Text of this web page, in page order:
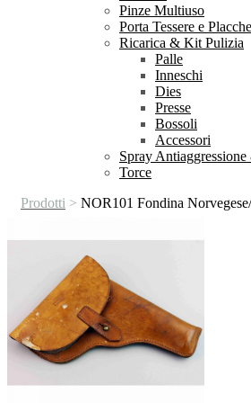
Pinze Multiuso
Porta Tessere e Placche
Ricarica & Kit Pulizia
Palle
Inneschi
Dies
Presse
Bossoli
Accessori
Spray
Torce
Prodotti > NOR101 Fondina